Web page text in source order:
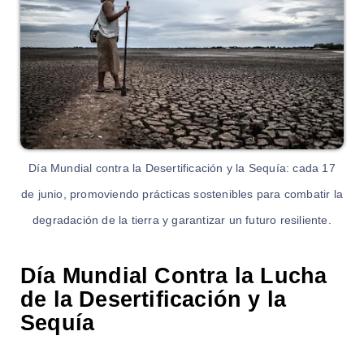
Día Mundial contra la Desertificación y la Sequía: cada 17
de junio, promoviendo prácticas sostenibles para combatir la
degradación de la tierra y garantizar un futuro resiliente.
Día Mundial Contra la Lucha
de la Desertificación y la
Sequía